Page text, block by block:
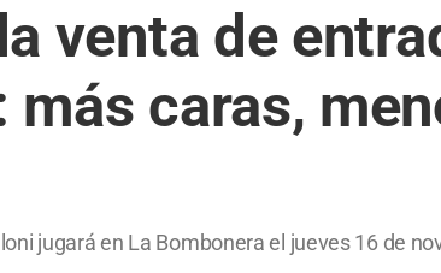
venta de
más caras,
jugará en La Bombonera el jueves 16 de